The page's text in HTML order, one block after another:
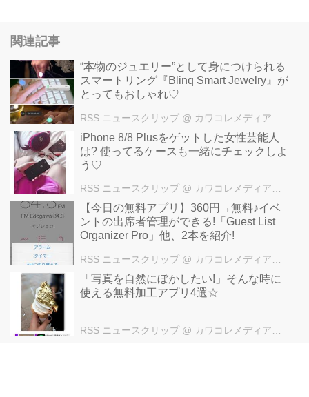
関連記事
“本物のジュエリー”として身につけられる
スマートリング『Blinq Smart Jewelry』が
とってもおしゃれ♡
RSS ニュースクリップ @ カワコレメディア編集部
iPhone 8/8 Plusをゲットした女性芸能人
は? 使ってるケースも一緒にチェックしよ
う♡
RSS ニュースクリップ @ カワコレメディア編集部
【今日の無料アプリ】360円→無料♪イベ
ントの出席者管理ができる!「Guest List
Organizer Pro」他、2本を紹介!
RSS ニュースクリップ @ カワコレメディア編集部
「写真を自然にぼかしたい!」そんな時に
使える無料加工アプリ4選☆
RSS ニュースクリップ @ カワコレメディア編集部